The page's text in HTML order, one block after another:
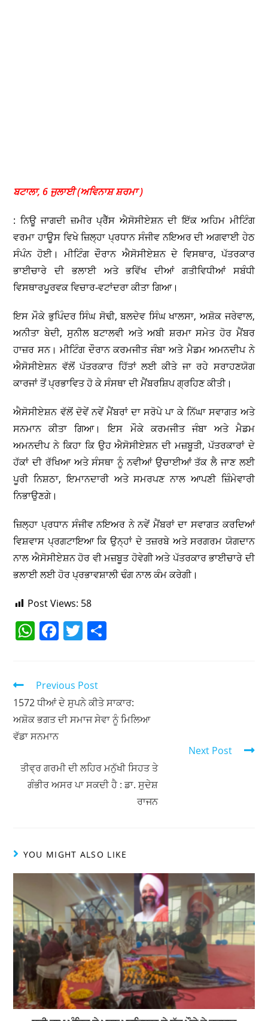
ਬਟਾਲਾ, 6 ਜੁਲਾਈ (ਅਵਿਨਾਸ਼ ਸ਼ਰਮਾ )
: ਨਿਊ ਜਾਗਦੀ ਜ਼ਮੀਰ ਪ੍ਰੈੱਸ ਐਸੋਸੀਏਸ਼ਨ ਦੀ ਇੱਕ ਅਹਿਮ ਮੀਟਿੰਗ
ਵਰਮਾ ਹਾਊਸ ਵਿਖੇ ਜ਼ਿਲ੍ਹਾ ਪ੍ਰਧਾਨ ਸੰਜੀਵ ਨਇਅਰ ਦੀ ਅਗਵਾਈ ਹੇਠ
ਸੰਪੰਨ ਹੋਈ। ਮੀਟਿੰਗ ਦੌਰਾਨ ਐਸੋਸੀਏਸ਼ਨ ਦੇ ਵਿਸਥਾਰ, ਪੱਤਰਕਾਰ
ਭਾਈਚਾਰੇ ਦੀ ਭਲਾਈ ਅਤੇ ਭਵਿੱਖ ਦੀਆਂ ਗਤੀਵਿਧੀਆਂ ਸਬੰਧੀ
ਵਿਸਥਾਰਪੂਰਵਕ ਵਿਚਾਰ-ਵਟਾਂਦਰਾ ਕੀਤਾ ਗਿਆ।
ਇਸ ਮੌਕੇ ਭੁਪਿੰਦਰ ਸਿੰਘ ਸੋਢੀ, ਬਲਦੇਵ ਸਿੰਘ ਖਾਲਸਾ, ਅਸ਼ੋਕ ਜਰੇਵਾਲ,
ਅਨੀਤਾ ਬੇਦੀ, ਸੁਨੀਲ ਬਟਾਲਵੀ ਅਤੇ ਅਬੀ ਸ਼ਰਮਾ ਸਮੇਤ ਹੋਰ ਮੈਂਬਰ
ਹਾਜ਼ਰ ਸਨ। ਮੀਟਿੰਗ ਦੌਰਾਨ ਕਰਮਜੀਤ ਜੰਬਾ ਅਤੇ ਮੈਡਮ ਅਮਨਦੀਪ ਨੇ
ਐਸੋਸੀਏਸ਼ਨ ਵੱਲੋਂ ਪੱਤਰਕਾਰ ਹਿੱਤਾਂ ਲਈ ਕੀਤੇ ਜਾ ਰਹੇ ਸਰਾਹਣਯੋਗ
ਕਾਰਜਾਂ ਤੋਂ ਪ੍ਰਭਾਵਿਤ ਹੋ ਕੇ ਸੰਸਥਾ ਦੀ ਮੈਂਬਰਸ਼ਿਪ ਗ੍ਰਹਿਣ ਕੀਤੀ।
ਐਸੋਸੀਏਸ਼ਨ ਵੱਲੋਂ ਦੋਵੇਂ ਨਵੇਂ ਮੈਂਬਰਾਂ ਦਾ ਸਰੋਪੇ ਪਾ ਕੇ ਨਿੱਘਾ ਸਵਾਗਤ ਅਤੇ
ਸਨਮਾਨ ਕੀਤਾ ਗਿਆ। ਇਸ ਮੌਕੇ ਕਰਮਜੀਤ ਜੰਬਾ ਅਤੇ ਮੈਡਮ
ਅਮਨਦੀਪ ਨੇ ਕਿਹਾ ਕਿ ਉਹ ਐਸੋਸੀਏਸ਼ਨ ਦੀ ਮਜ਼ਬੂਤੀ, ਪੱਤਰਕਾਰਾਂ ਦੇ
ਹੱਕਾਂ ਦੀ ਰੱਖਿਆ ਅਤੇ ਸੰਸਥਾ ਨੂੰ ਨਵੀਆਂ ਉਚਾਈਆਂ ਤੱਕ ਲੈ ਜਾਣ ਲਈ
ਪੂਰੀ ਨਿਸ਼ਠਾ, ਇਮਾਨਦਾਰੀ ਅਤੇ ਸਮਰਪਣ ਨਾਲ ਆਪਣੀ ਜ਼ਿੰਮੇਵਾਰੀ
ਨਿਭਾਉਣਗੇ।
ਜ਼ਿਲ੍ਹਾ ਪ੍ਰਧਾਨ ਸੰਜੀਵ ਨਇਅਰ ਨੇ ਨਵੇਂ ਮੈਂਬਰਾਂ ਦਾ ਸਵਾਗਤ ਕਰਦਿਆਂ
ਵਿਸ਼ਵਾਸ ਪ੍ਰਗਟਾਇਆ ਕਿ ਉਨ੍ਹਾਂ ਦੇ ਤਜ਼ਰਬੇ ਅਤੇ ਸਰਗਰਮ ਯੋਗਦਾਨ
ਨਾਲ ਐਸੋਸੀਏਸ਼ਨ ਹੋਰ ਵੀ ਮਜ਼ਬੂਤ ਹੋਵੇਗੀ ਅਤੇ ਪੱਤਰਕਾਰ ਭਾਈਚਾਰੇ ਦੀ
ਭਲਾਈ ਲਈ ਹੋਰ ਪ੍ਰਭਾਵਸ਼ਾਲੀ ਢੰਗ ਨਾਲ ਕੰਮ ਕਰੇਗੀ।
Post Views: 58
W
s
A
p
p
F
e
b
o
k
T
er
Previous Post
1572 ਧੀਆਂ ਦੇ ਸੁਪਨੇ ਕੀਤੇ ਸਾਕਾਰ:
ਅਸ਼ੋਕ ਭਗਤ ਦੀ ਸਮਾਜ ਸੇਵਾ ਨੂੰ ਮਿਲਿਆ
ਵੱਡਾ ਸਨਮਾਨ
Next Post
ਤੀਵ੍ਰ ਗਰਮੀ ਦੀ ਲਹਿਰ ਮਨੁੱਖੀ ਸਿਹਤ ਤੇ
ਗੰਭੀਰ ਅਸਰ ਪਾ ਸਕਦੀ ਹੈ : ਡਾ. ਸੁਦੇਸ਼
ਰਾਜਨ
YOU MIGHT ALSO LIKE